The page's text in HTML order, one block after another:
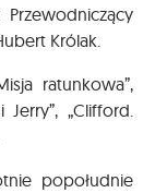
Królak.
ratunkowa”,
„Clifford.
popołudnie